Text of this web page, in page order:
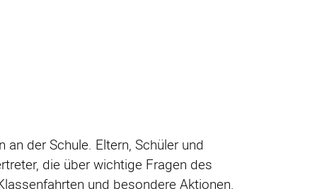
der Schule. Eltern, Schüler und
die über wichtige Fragen des
und besondere Aktionen.